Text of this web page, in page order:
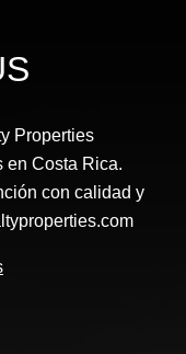
Properties
en Costa Rica.
con calidad y